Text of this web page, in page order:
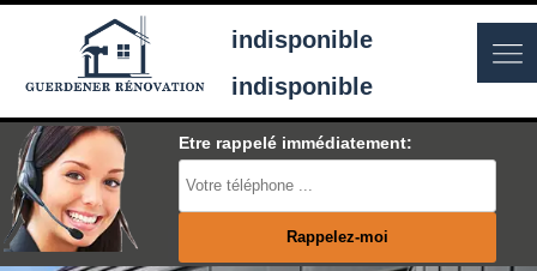
indisponible
indisponible
Etre rappelé immédiatement: